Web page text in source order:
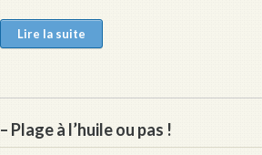
Lire la suite
– Plage à l’huile ou pas !